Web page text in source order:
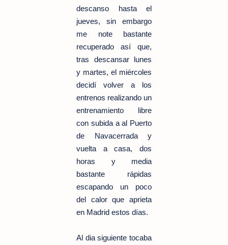
descanso hasta el
jueves, sin embargo
me note bastante
recuperado así que,
tras descansar lunes
y martes, el miércoles
decidí volver a los
entrenos realizando un
entrenamiento libre
con subida a al Puerto
de Navacerrada y
vuelta a casa, dos
horas y media
bastante rápidas
escapando un poco
del calor que aprieta
en Madrid estos días.
Al dia siguiente tocaba